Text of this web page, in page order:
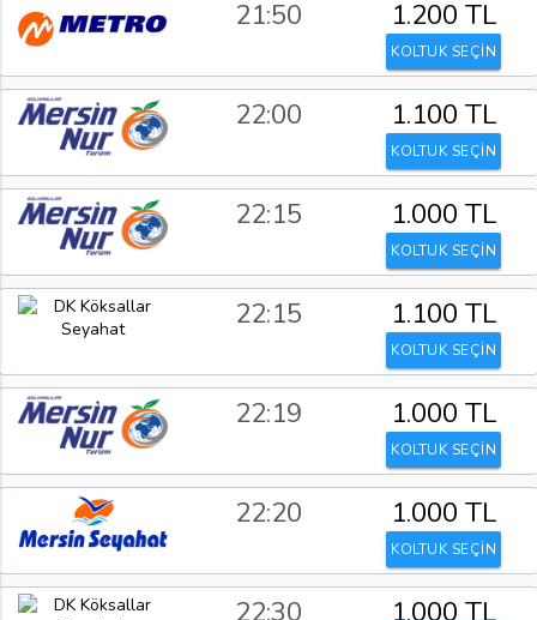
21:50 1.200 TL
KOLTUK SEÇİN
22:00 1.100 TL
KOLTUK SEÇİN
22:15 1.000 TL
KOLTUK SEÇİN
22:15 1.100 TL
KOLTUK SEÇİN
22:19 1.000 TL
KOLTUK SEÇİN
22:20 1.000 TL
KOLTUK SEÇİN
22:30 1.000 TL